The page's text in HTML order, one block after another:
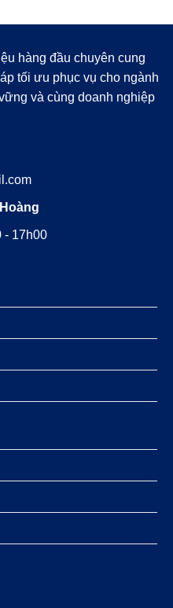
hàng đầu chuyên cung
tối ưu phục vụ cho ngành
và cùng doanh nghiệp
- 17h00